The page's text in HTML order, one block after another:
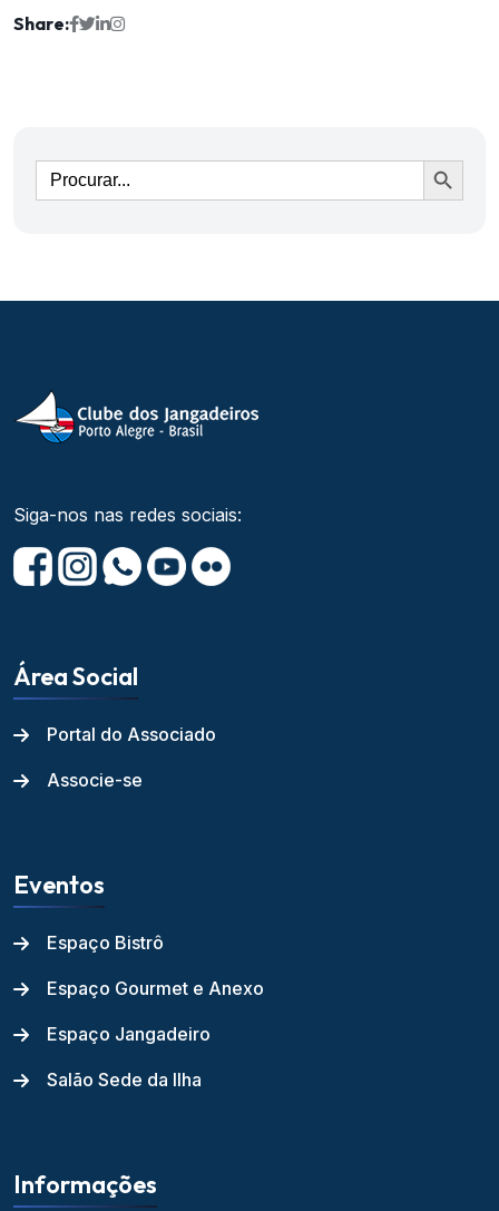
Share:
Ir
Siga-nos nas redes sociais:
Área Social
Portal do Associado
Associe-se
Eventos
Espaço Bistrô
Espaço Gourmet e Anexo
Espaço Jangadeiro
Salão Sede da Ilha
Informações